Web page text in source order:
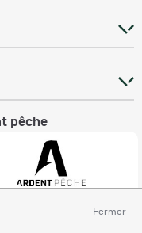
Fermer
pêche